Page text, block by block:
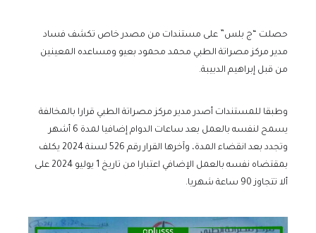
حصلت “ج بلس” على مستندات من مصدر خاص تكشف فساد
مدير مركز مصراتة الطبي محمد محمود بعيو ومساعده المعينين
من قبل إبراهيم الدبيبة.
وطبقا للمستندات أصدر مدير مركز مصراتة الطبي قرارا بالمخالفة
يسمح لنفسه بالعمل بعد ساعات الدوام إضافيا لمدة 6 أشهر
وتجدد بعد انقضاء المدة، وآخرها القرار رقم 526 لسنة 2024 يكلف
بمقتضاه نفسه بالعمل الإضافي اعتبارا من تاريخ 1 يوليو 2024 على
ألا تتجاوز 90 ساعة شهريا.